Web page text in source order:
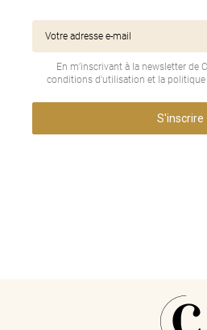
En m’inscrivant à la newsletter de
conditions d'utilisation et la
S'inscrire